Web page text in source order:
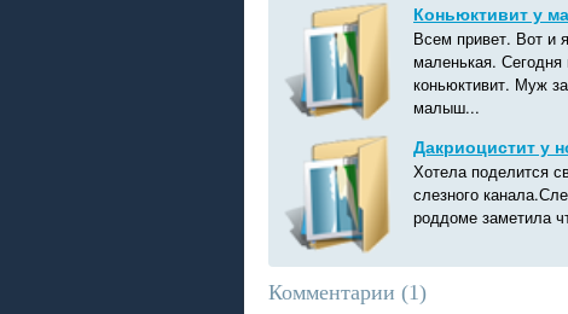
Коньюктивит у
Всем привет. Вот и
маленькая.
коньюктивит. Муж
малыш...
Дакриоцистит у
Хотела поделится
слезного
роддоме заметила
Комментарии (1)